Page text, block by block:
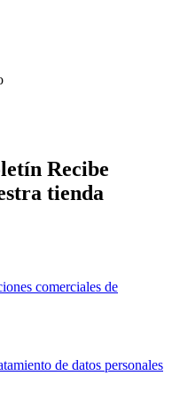
Recibe
tienda
comerciales de
de datos personales